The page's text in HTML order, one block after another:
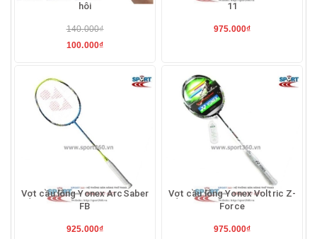
hôi
140.000₫
100.000₫
11
975.000₫
Vợt cầu lông Yonex ArcSaber
FB
925.000₫
Vợt cầu lông Yonex Voltric Z-
Force
975.000₫